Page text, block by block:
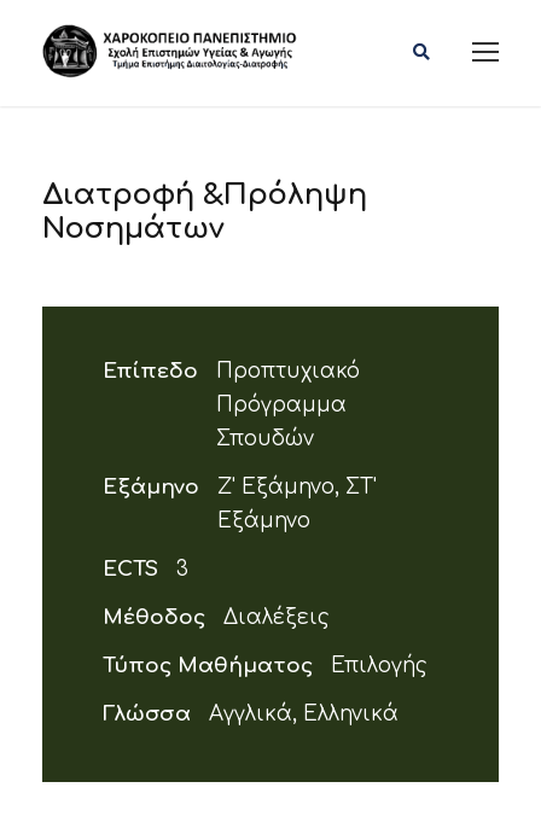
Διατροφή &Πρόληψη
Νοσημάτων
Επίπεδο
Προπτυχιακό
Πρόγραμμα
Σπουδών
Εξάμηνο
Ζ' Εξάμηνο, ΣΤ'
Εξάμηνο
ECTS 3
Μέθοδος Διαλέξεις
Τύπος Μαθήματος Επιλογής
Γλώσσα Αγγλικά, Ελληνικά